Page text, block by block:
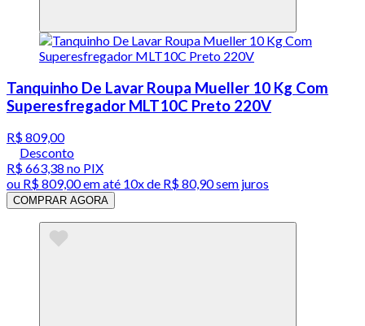
Tanquinho De Lavar Roupa Mueller 10 Kg Com
Superesfregador MLT10C Preto 220V
R$ 809,00
Desconto
R$ 663,38 no PIX
ou R$ 809,00em até 10x de R$ 80,90 sem juros
COMPRAR AGORA